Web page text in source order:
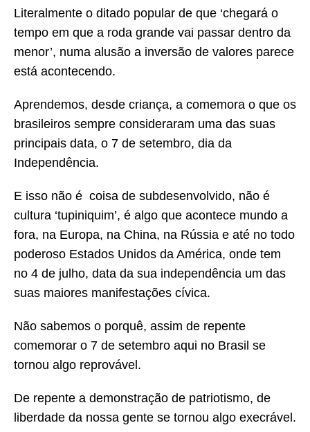
Literalmente o ditado popular de que ‘chegará o
tempo em que a roda grande vai passar dentro da
menor’, numa alusão a inversão de valores parece
está acontecendo.
Aprendemos, desde criança, a comemora o que os
brasileiros sempre consideraram uma das suas
principais data, o 7 de setembro, dia da
Independência.
E isso não é coisa de subdesenvolvido, não é
cultura ‘tupiniquim’, é algo que acontece mundo a
fora, na Europa, na China, na Rússia e até no todo
poderoso Estados Unidos da América, onde tem
no 4 de julho, data da sua independência um das
suas maiores manifestações cívica.
Não sabemos o porquê, assim de repente
comemorar o 7 de setembro aqui no Brasil se
tornou algo reprovável.
De repente a demonstração de patriotismo, de
liberdade da nossa gente se tornou algo execrável.